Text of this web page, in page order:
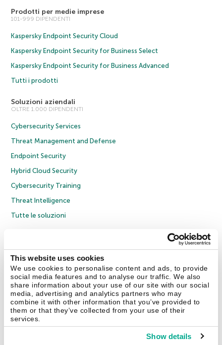
This website uses cookies
We use cookies to personalise content and ads, to provide
social media features and to analyse our traffic. We also
share information about your use of our site with our social
media, advertising and analytics partners who may
combine it with other information that you’ve provided to
them or that they’ve collected from your use of their
services.
Show details
Prodotti per medie imprese
101-999 DIPENDENTI
Kaspersky Endpoint Security Cloud
Kaspersky Endpoint Security for Business Select
Kaspersky Endpoint Security for Business Advanced
Tutti i prodotti
Soluzioni aziendali
OLTRE 1.000 DIPENDENTI
Cybersecurity Services
Threat Management and Defense
Endpoint Security
Hybrid Cloud Security
Cybersecurity Training
Threat Intelligence
Tutte le soluzioni
Informativa sulla privacy
Policy anticorruzione
Contratto di licenza B2C
Cookies
Contatti Chi siamo Partner Blog Centro risorse Comunicati stampa
Securelist Eugene Personal Blog Encyclopedia